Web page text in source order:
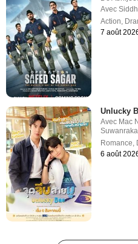
Avec
Action,
7 août
Unlucky
Avec Mac
Romance,
6 août